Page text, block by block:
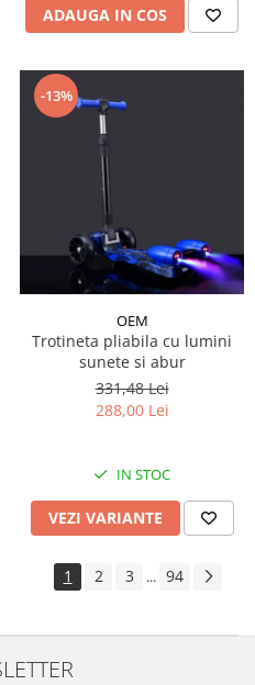
ADAUGA IN COS
-13%
OEM
Trotineta pliabila cu lumini
sunete si abur
331,48 Lei
288,00 Lei
IN STOC
VEZI VARIANTE
1 2 3 ... 94